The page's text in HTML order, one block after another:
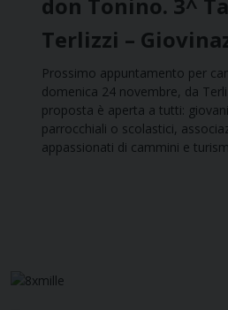
don Tonino. 3^
Terlizzi –
Prossimo appuntamento per
domenica 24 novembre, da
proposta è aperta a tutti:
parrocchiali o scolastici,
appassionati di cammini e